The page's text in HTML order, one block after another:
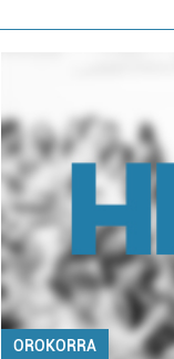
OROKORRA